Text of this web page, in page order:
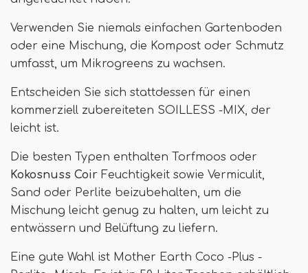
Verwenden Sie niemals einfachen Gartenboden
oder eine Mischung, die Kompost oder Schmutz
umfasst, um Mikrogreens zu wachsen.
Entscheiden Sie sich stattdessen für einen
kommerziell zubereiteten SOILLESS -MIX, der
leicht ist.
Die besten Typen enthalten Torfmoos oder
Kokosnuss Coir Feuchtigkeit sowie Vermiculit,
Sand oder Perlite beizubehalten, um die
Mischung leicht genug zu halten, um leicht zu
entwässern und Belüftung zu liefern.
Eine gute Wahl ist Mother Earth Coco -Plus -